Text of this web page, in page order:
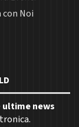
con Noi
ultime news